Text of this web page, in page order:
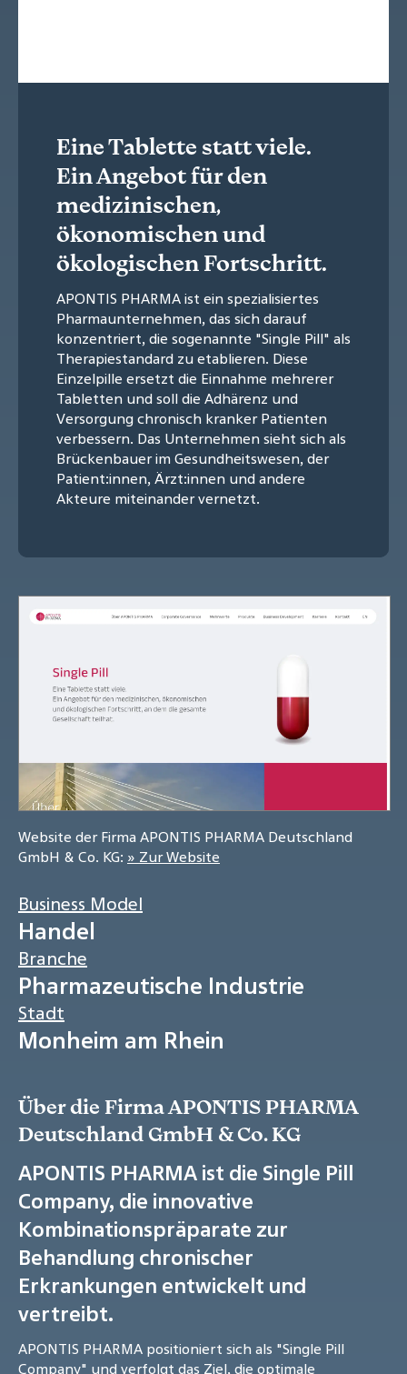
Eine Tablette statt viele.
Ein Angebot für den
medizinischen,
ökonomischen und
ökologischen Fortschritt.
APONTIS PHARMA ist ein spezialisiertes
Pharmaunternehmen, das sich darauf
konzentriert, die sogenannte "Single Pill" als
Therapiestandard zu etablieren. Diese
Einzelpille ersetzt die Einnahme mehrerer
Tabletten und soll die Adhärenz und
Versorgung chronisch kranker Patienten
verbessern. Das Unternehmen sieht sich als
Brückenbauer im Gesundheitswesen, der
Patient:innen, Ärzt:innen und andere
Akteure miteinander vernetzt.
Website der Firma APONTIS PHARMA Deutschland
GmbH & Co. KG: » Zur Website
Business Model
Handel
Branche
Pharmazeutische Industrie
Stadt
Monheim am Rhein
Über die Firma APONTIS PHARMA
Deutschland GmbH & Co. KG
APONTIS PHARMA ist die Single Pill
Company, die innovative
Kombinationspräparate zur
Behandlung chronischer
Erkrankungen entwickelt und
vertreibt.
APONTIS PHARMA positioniert sich als "Single Pill
Company" und verfolgt das Ziel, die optimale